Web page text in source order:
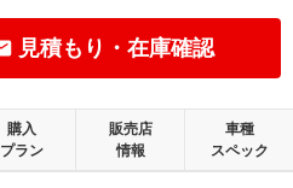
見積もり・在庫確認
購入
プラン
販売店
情報
車種
スペック